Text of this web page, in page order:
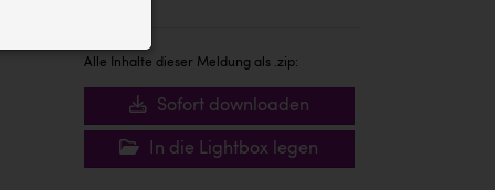
Alle Inhalte dieser Meldung als .zip:
Sofort downloaden
In die Lightbox legen
Website